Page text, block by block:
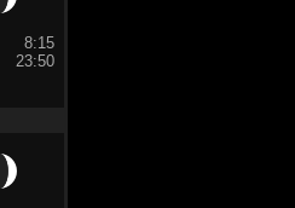
8:15
23:50